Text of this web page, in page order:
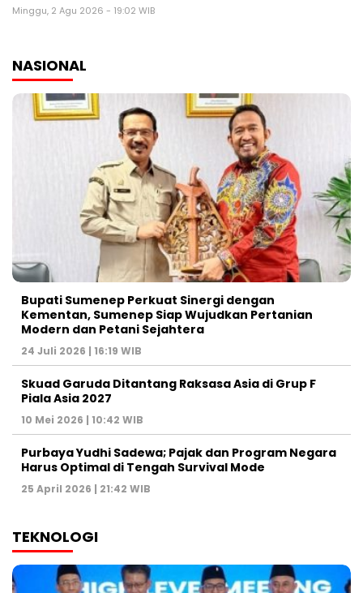
Minggu, 2 Agu 2026 - 19:02 WIB
NASIONAL
Bupati Sumenep Perkuat Sinergi dengan
Kementan, Sumenep Siap Wujudkan Pertanian
Modern dan Petani Sejahtera
24 Juli 2026 | 16:19 WIB
Skuad Garuda Ditantang Raksasa Asia di Grup F
Piala Asia 2027
10 Mei 2026 | 10:42 WIB
Purbaya Yudhi Sadewa; Pajak dan Program Negara
Harus Optimal di Tengah Survival Mode
25 April 2026 | 21:42 WIB
TEKNOLOGI